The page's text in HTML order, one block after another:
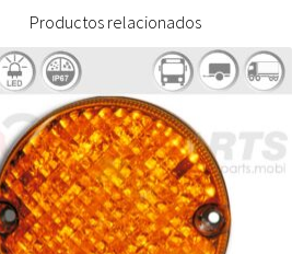
Productos relacionados